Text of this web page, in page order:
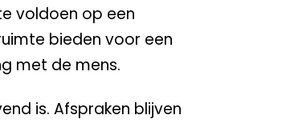
voldoen op een
bieden voor een
met de mens.
is. Afspraken blijven